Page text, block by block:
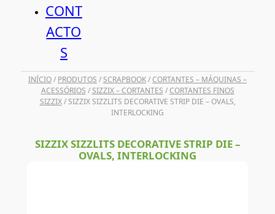
CONT
ACTO
S
INÍCIO/ PRODUTOS /SCRAPBOOK/CORTANTES – MÁQUINAS –
ACESSÓRIOS /SIZZIX – CORTANTES /CORTANTES FINOS
SIZZIX/ SIZZIX SIZZLITS DECORATIVE STRIP DIE – OVALS,
INTERLOCKING
SIZZIX SIZZLITS DECORATIVE STRIP DIE –
OVALS, INTERLOCKING